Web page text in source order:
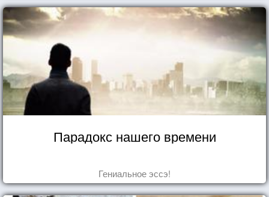
Парадокс нашего времени
Гениальное эссэ!